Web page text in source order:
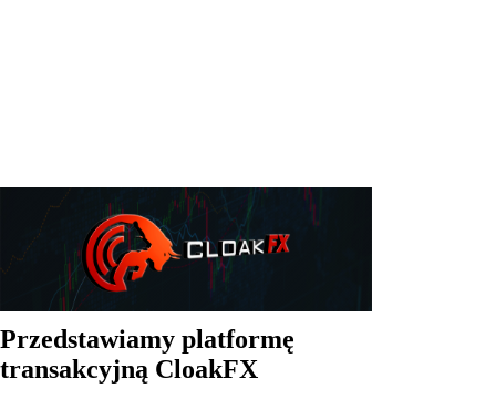
Przedstawiamy platformę
transakcyjną CloakFX